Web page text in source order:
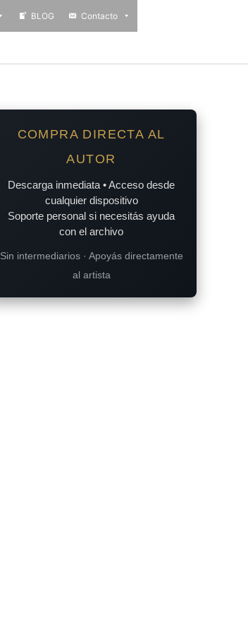
BLOG Contacto
COMPRA DIRECTA AL
AUTOR
Descarga inmediata • Acceso desde
cualquier dispositivo
Soporte personal si necesitás ayuda
con el archivo
Sin intermediarios · Apoyás directamente
al artista